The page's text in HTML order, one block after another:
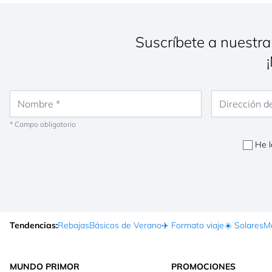
Suscríbete a
* Campo obligatorio
He
Tendencias:RebajasBásicos de Verano✈️ Formato viaje☀️ Solares
MUNDO PRIMOR PROMOCIONES